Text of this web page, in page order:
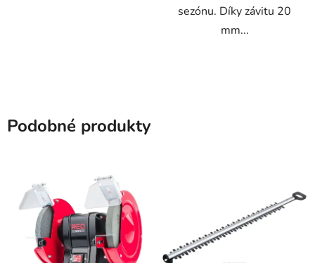
sezónu. Díky závitu 20
mm...
Podobné produkty